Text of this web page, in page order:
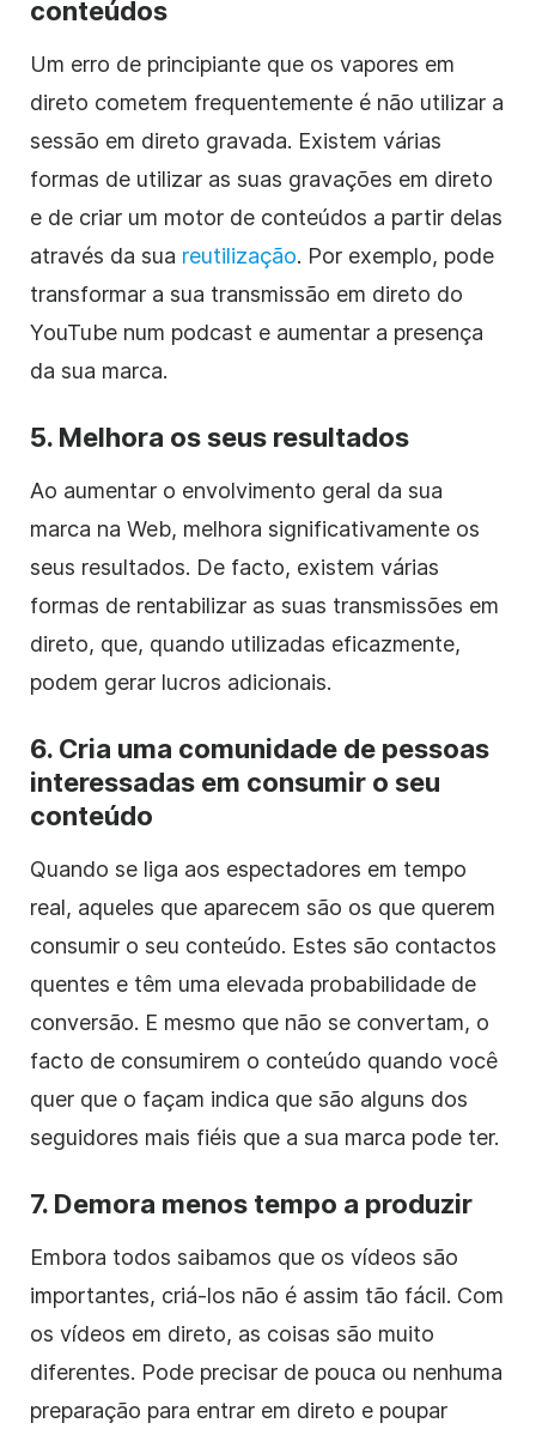
conteúdos
Um erro de principiante que os vapores em
direto cometem frequentemente é não utilizar a
sessão em direto gravada. Existem várias
formas de utilizar as suas gravações em direto
e de criar um motor de conteúdos a partir delas
através da sua reutilização. Por exemplo, pode
transformar a sua transmissão em direto do
YouTube num podcast e aumentar a presença
da sua marca.
5. Melhora os seus resultados
Ao aumentar o envolvimento geral da sua
marca na Web, melhora significativamente os
seus resultados. De facto, existem várias
formas de rentabilizar as suas transmissões em
direto, que, quando utilizadas eficazmente,
podem gerar lucros adicionais.
6. Cria uma comunidade de pessoas
interessadas em consumir o seu
conteúdo
Quando se liga aos espectadores em tempo
real, aqueles que aparecem são os que querem
consumir o seu conteúdo. Estes são contactos
quentes e têm uma elevada probabilidade de
conversão. E mesmo que não se convertam, o
facto de consumirem o conteúdo quando você
quer que o façam indica que são alguns dos
seguidores mais fiéis que a sua marca pode ter.
7. Demora menos tempo a produzir
Embora todos saibamos que os vídeos são
importantes, criá-los não é assim tão fácil. Com
os vídeos em direto, as coisas são muito
diferentes. Pode precisar de pouca ou nenhuma
preparação para entrar em direto e poupar